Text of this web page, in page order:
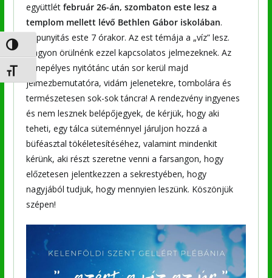
Nagy kontraszt váltása
Betűméret váltása
együttlét február 26-án, szombaton este lesz a
templom mellett lévő Bethlen Gábor iskolában.
Kapunyitás este 7 órakor. Az est témája a „víz” lesz.
Nagyon örülnénk ezzel kapcsolatos jelmezeknek. Az
ünnepélyes nyitótánc után sor kerül majd
jelmezbemutatóra, vidám jelenetekre, tombolára és
természetesen sok-sok táncra! A rendezvény ingyenes
és nem lesznek belépőjegyek, de kérjük, hogy aki
teheti, egy tálca süteménnyel járuljon hozzá a
büféasztal tökéletesítéséhez, valamint mindenkit
kérünk, aki részt szeretne venni a farsangon, hogy
előzetesen jelentkezzen a sekrestyében, hogy
nagyjából tudjuk, hogy mennyien leszünk. Köszönjük
szépen!